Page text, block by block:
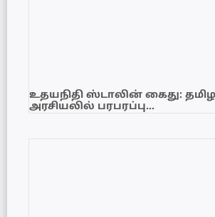
உதயநிதி ஸ்டாலின் கைது:
அரசியலில் பரபரப்பு…